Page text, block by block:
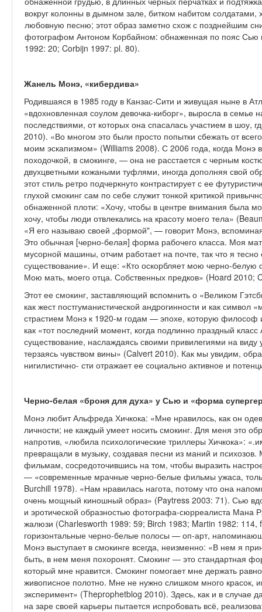
вокруг колонны в дымном зале, битком набитом солдатами,
любовную песню; этот образ заметно схож с позд­нейшим
фотографом Антоном Корбайном: обнаженная по пояс Сью
1992: 20; Corbijn 1997: pl. 80).
Жанель Монэ, «кибердива»
Родившаяся в 1985 году в Канзас-Сити и живущая ныне в
«вдохновленная соулом девочка-киборг», вы­росла в
последствиями, от которых она спасалась участием в шоу,
2010). «Во многом это были просто попытки сбежать от
моим эскапизмом» (Wil­liams 2008). С 2006 года, когда
походочкой, в смокинге, — она не расстается с черным
двухцветными кожаными туфля­ми, иногда дополняя свой
этот стиль ретро подчеркнуто контрастирует с ее
глухой смокинг сам по себе служит тонкой критикой
обнаженной плоти: «Хочу, чтобы в центре внимания была
хочу, чтобы люди отвлекались на красо­ту моего тела»
«Я его называю своей „формой", — говорит Монэ,
Это обычная [черно-белая] форма рабочего класса. Моя
мусорной ма­шины, отчим работает на почте, так что я
существование». И еще: «Кто оскорбляет мою черно-белую
Мою мать, мое­го отца. Собственных предков» (Hoard 2010;
Этот ее смокинг, заставляющий вспомнить о «Великом
как жест постгуманистической андрогинности и как символ
страстием Монэ к 1920-м годам — эпохе, которую
как «тот последний момент, ког­да подлинно праздный
существование, наслаждаясь своими привилегиями на
терзаясь чувством вины» (Calvert 2010). Как мы увидим,
нигилистично- сти отражает ее социально активное и
Черно-белая «броня для духа» у Сью и «форма
Монэ любит Альфреда Хичкока: «Мне нравилось, как он
личности; не каждый умеет носить смо­кинг. Для меня это
напро­тив, «любила психологические триллеры Хичкока»:
превращали в музыку, создавая песни из ма­ний и психозов.
фильмам, со­средоточившись на том, чтобы выразить
— «современные мрачные черно-белые фильмы ужаса,
Burchill 1978). «Нам нравилась нагота, потому что она
очень мощный киношный образ» (Paytress 2003: 71). Сью
и эротической образно­стью фотографа-сюрреалиста
жалюзи (Charlesworth 1989: 59; Birch 1983; Martin 1982: 114,
горизонтальные черно-белые полосы — оп-арт,
Монэ выступает в смокинге всегда, неизменно: «В нем я
быть, в нем меня похоронят. Смо­кинг — это стандартная
который мне нравится. Смокинг помогает мне держать
живописное полотно. Мне не нужно слиш­ком много красок,
эксперимент» (Theprophetblog 2010). Здесь, как и в случае
на заре своей карьеры пытается испробовать всё,